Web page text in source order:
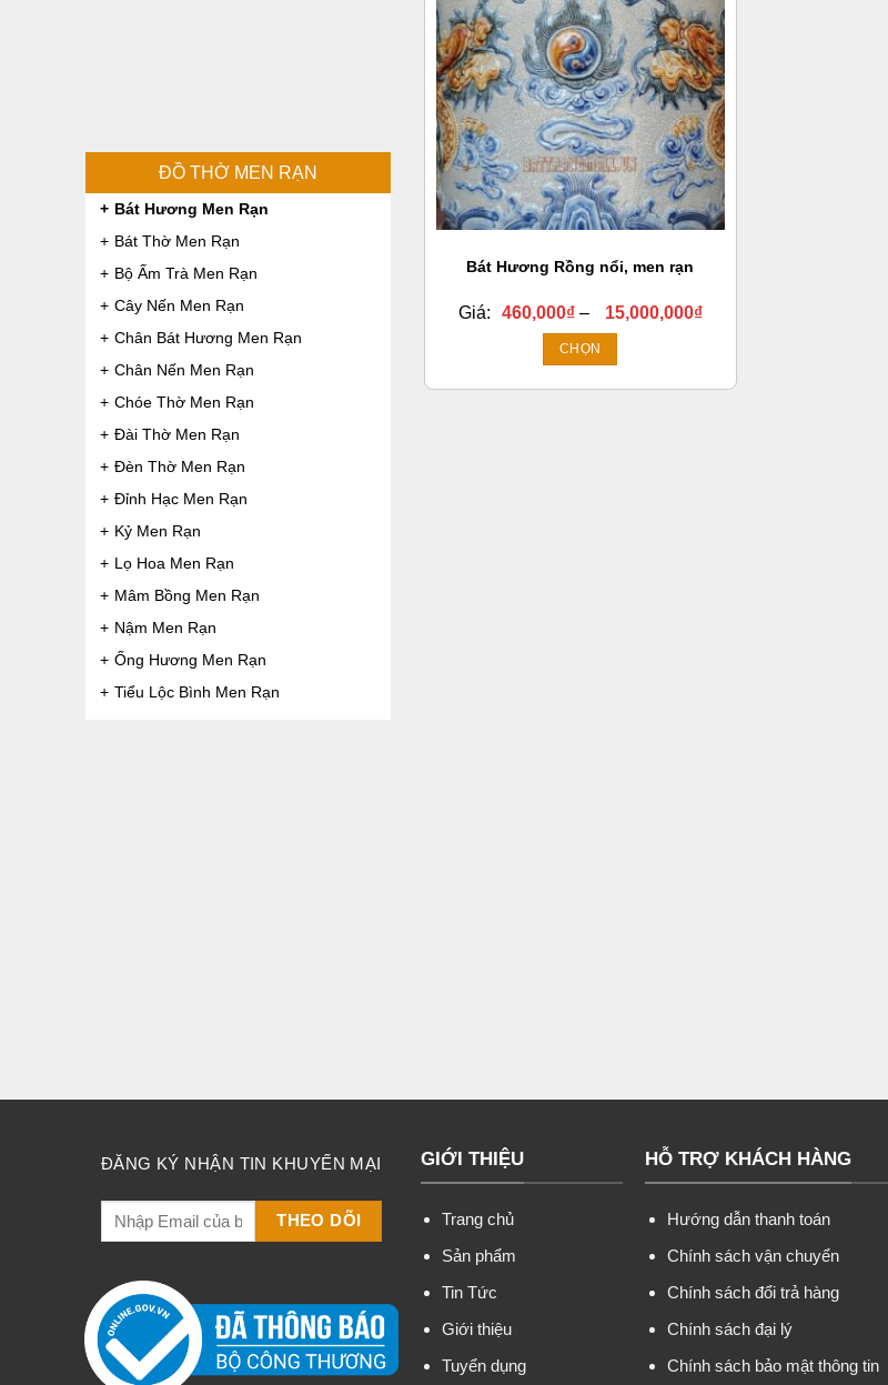
ĐỒ THỜ MEN RẠN
Bát Hương Men Rạn
Bát Thờ Men Rạn
Bộ Ấm Trà Men Rạn
Cây Nến Men Rạn
Chân Bát Hương Men Rạn
Chân Nến Men Rạn
Chóe Thờ Men Rạn
Đài Thờ Men Rạn
Đèn Thờ Men Rạn
Đỉnh Hạc Men Rạn
Kỷ Men Rạn
Lọ Hoa Men Rạn
Mâm Bồng Men Rạn
Nậm Men Rạn
Ống Hương Men Rạn
Tiểu Lộc Bình Men Rạn
Bát Hương Rồng nổi, men rạn
Giá: 460,000₫ – 15,000,000₫Khoảng
15,000,000₫
CHỌN
ĐĂNG KÝ NHẬN TIN KHUYẾN MẠI GIỚI THIỆU
Trang chủ
Sản phẩm
Tin Tức
Giới thiệu
Tuyển dụng
HỖ TRỢ KHÁCH HÀNG
Hướng dẫn thanh toán
Chính sách vận chuyển
Chính sách đổi trả hàng
Chính sách đại lý
Chính sách bảo mật thông tin